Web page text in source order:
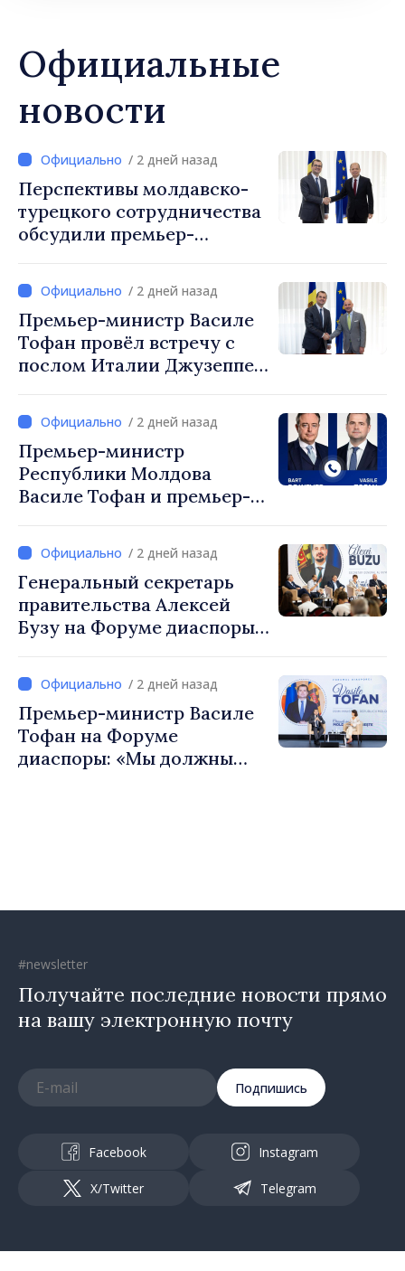
Официальные
новости
/ 2 дней назад
Перспективы молдавско-
турецкого сотрудничества
обсудили премьер-
посол Турции Уйгар
Мустафа Сертел/ 2 дней назад
Премьер-министр Василе
Тофан провёл встречу с
послом Италии Джузеппе
/ 2 дней назад
Премьер-министр
Республики Молдова
Василе Тофан и премьер-
Вевер обсудили
европейский путь
Республики Молдова
/ 2 дней назад
Генеральный секретарь
правительства Алексей
Бузу на Форуме диаспоры:
чтобы строить более
сильные сообщества»
/ 2 дней назад
Премьер-министр Василе
Тофан на Форуме
диаспоры: «Мы должны
#newsletter
Получайте последние новости прямо
на вашу электронную почту
Подпишись
Facebook Instagram
X/Twitter Telegram